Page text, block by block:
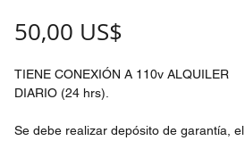
50,00 US$
TIENE CONEXIÓN A 110v ALQUILER
DIARIO (24 hrs).
Se debe realizar depósito de garantía, el